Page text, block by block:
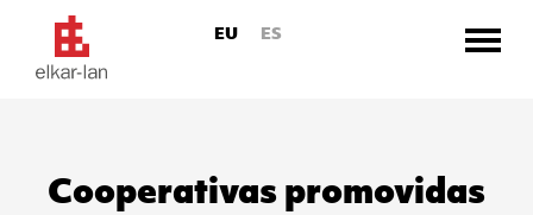
Ir directamente al contenido
EU ES
Cooperativas promovidas